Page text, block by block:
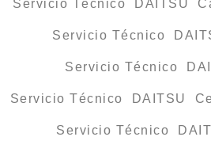
Servicio Técnico DAITSU
Servicio Técnico
Servicio Técnico
Servicio Técnico DAITSU
Servicio Técnico